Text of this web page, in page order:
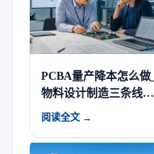
PCBA量产降本怎么做_
物料设计制造三条线的
降本抓手-山西英特丽电
阅读全文 →